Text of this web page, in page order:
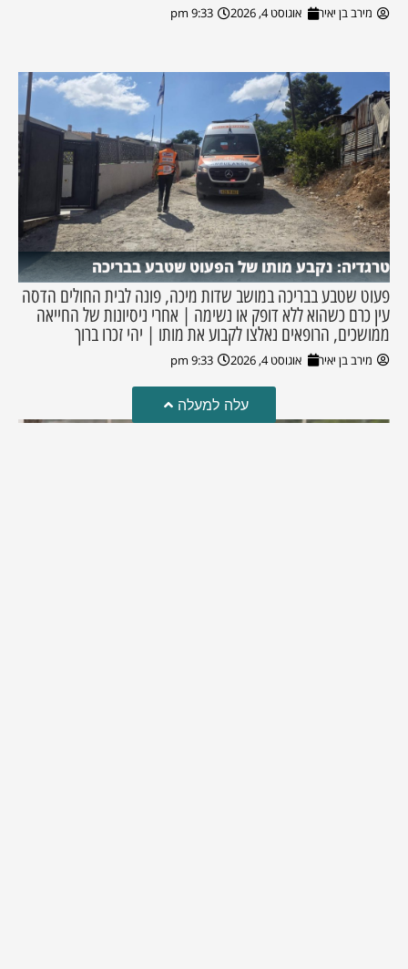
מירב בן יאיר אוגוסט 4, 2026 9:33 pm
טרגדיה: נקבע מותו של הפעוט שטבע בבריכה
פעוט שטבע בבריכה במושב שדות מיכה, פונה לבית החולים הדסה
עין כרם כשהוא ללא דופק או נשימה | אחרי ניסיונות של החייאה
ממושכים, הרופאים נאלצו לקבוע את מותו | יהי זכרו ברוך
מירב בן יאיר אוגוסט 4, 2026 9:33 pm
עלה למעלה